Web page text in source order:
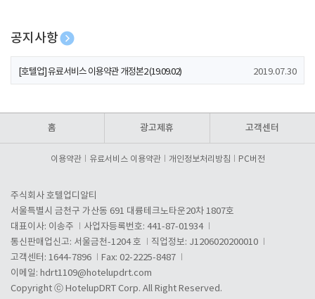
공지사항
[호텔업] 개인정보 처리방침 개정본1 (19.09.02)
[호텔업] 유료서비스 이용약관 개정본2 (19.09.02) 2019.07.30
홈 광고제휴 고객센터
이용약관 유료서비스 이용약관 개인정보처리방침 PC버전
주식회사 호텔업디알티
서울특별시 금천구 가산동 691 대륭테크노타운20차 1807호
대표이사: 이송주
사업자등록번호: 441-87-01934
통신판매업신고: 서울금천-1204 호
직업정보: J1206020200010
고객센터: 1644-7896
Fax: 02-2225-8487
이메일: hdrt1109@hotelupdrt.com
Copyright ⓒ HotelupDRT Corp. All Right Reserved.